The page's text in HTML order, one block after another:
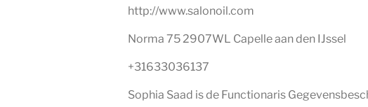
http://www.salonoil.com
Norma 75 2907WL Capelle aan den IJssel
+31633036137
Sophia Saad is de Functionaris